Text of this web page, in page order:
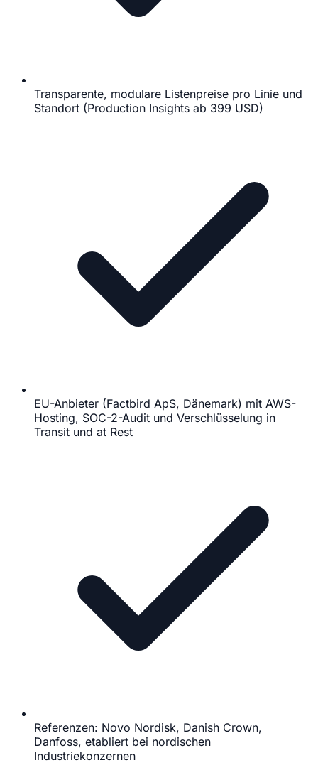
Transparente, modulare Listenpreise pro Linie und
Standort (Production Insights ab 399 USD)
EU-Anbieter (Factbird ApS, Dänemark) mit AWS-
Hosting, SOC-2-Audit und Verschlüsselung in
Transit und at Rest
Referenzen: Novo Nordisk, Danish Crown,
Danfoss, etabliert bei nordischen
Industriekonzernen